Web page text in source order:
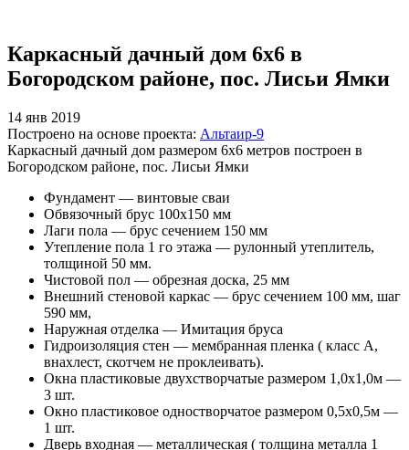
Каркасный дачный дом 6х6 в
Богородском районе, пос. Лисьи Ямки
14 янв 2019
Построено на основе проекта: Альтаир-9
Каркасный дачный дом размером 6х6 метров построен в
Богородском районе, пос. Лисьи Ямки
Фундамент — винтовые сваи
Обвязочный брус 100х150 мм
Лаги пола — брус сечением 150 мм
Утепление пола 1 го этажа — рулонный утеплитель,
толщиной 50 мм.
Чистовой пол — обрезная доска, 25 мм
Внешний стеновой каркас — брус сечением 100 мм, шаг
590 мм,
Наружная отделка — Имитация бруса
Гидроизоляция стен — мембранная пленка ( класс А,
внахлест, скотчем не проклеивать).
Окна пластиковые двухстворчатые размером 1,0х1,0м —
3 шт.
Окно пластиковое одностворчатое размером 0,5х0,5м —
1 шт.
Дверь входная — металлическая ( толщина металла 1